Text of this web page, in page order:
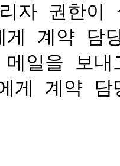
자 권한이
계약 담
일을 보